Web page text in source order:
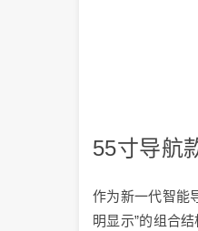
55寸导航
作为新一代智能
明显示”的组合